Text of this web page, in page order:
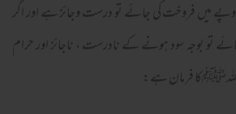
میں فروخت کی جائے تو درست وجائز ہے اور اگر
تو بوجہ سود ہونے کے نادرست ، ناجائز اور حرام
فرمان ہے: